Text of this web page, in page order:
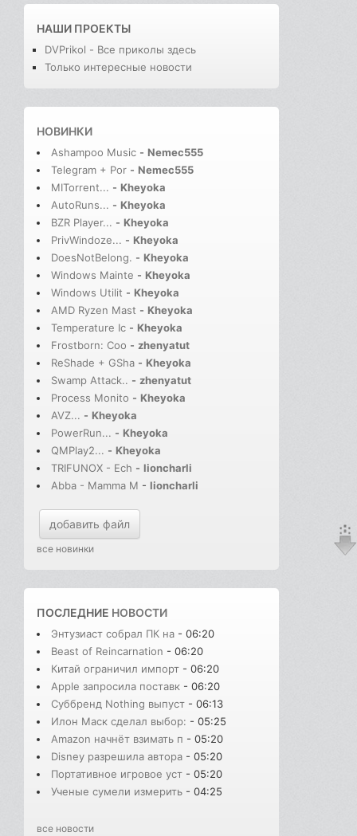
НАШИ ПРОЕКТЫ
DVPrikol - Все приколы здесь
Только интересные новости
НОВИНКИ
Ashampoo Music - Nemec555
Telegram + Por - Nemec555
MITorrent... - Kheyoka
AutoRuns... - Kheyoka
BZR Player... - Kheyoka
PrivWindoze... - Kheyoka
DoesNotBelong. - Kheyoka
Windows Mainte - Kheyoka
Windows Utilit - Kheyoka
AMD Ryzen Mast - Kheyoka
Temperature Ic - Kheyoka
Frostborn: Coo - zhenyatut
ReShade + GSha - Kheyoka
Swamp Attack.. - zhenyatut
Process Monito - Kheyoka
AVZ... - Kheyoka
PowerRun... - Kheyoka
QMPlay2... - Kheyoka
TRIFUNOX - Ech - lioncharli
Abba - Mamma M - lioncharli
добавить файл
все новинки
ПОСЛЕДНИЕ НОВОСТИ
Энтузиаст собрал ПК на - 06:20
Beast of Reincarnation - 06:20
Китай ограничил импорт - 06:20
Apple запросила поставк - 06:20
Суббренд Nothing выпуст - 06:13
Илон Маск сделал выбор: - 05:25
Amazon начнёт взимать п - 05:20
Disney разрешила автора - 05:20
Портативное игровое уст - 05:20
Ученые сумели измерить - 04:25
все новости